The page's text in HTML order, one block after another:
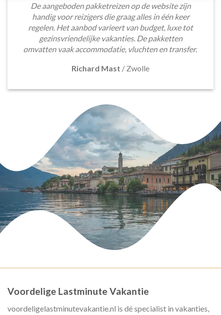
De aangeboden pakketreizen op de website zijn
handig voor reizigers die graag alles in één keer
regelen. Het aanbod varieert van budget, luxe tot
gezinsvriendelijke vakanties. De pakketten
omvatten vaak accommodatie, vluchten en transfer.
Richard Mast / Zwolle
Voordelige Lastminute Vakantie
voordeligelastminutevakantie.nl is dé specialist in vakanties,